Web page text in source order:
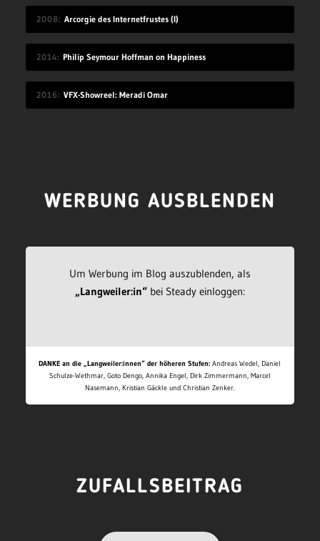
2008 Arcorgie des Internetfrustes (I)
2014 Philip Seymour Hoffman on Happiness
2016 VFX-Showreel: Meradi Omar
WERBUNG AUSBLENDEN
Um Werbung im Blog auszublenden, als
„Langweiler:in“bei Steady einloggen:
DANKE an die „Langweiler:innen“ der höheren Stufen: Andreas Wedel, Daniel
Schulze-Wethmar, Goto Dengo, Annika Engel, Dirk Zimmermann, Marcel
Nasemann, Kristian Gäckle und Christian Zenker.
ZUFALLSBEITRAG